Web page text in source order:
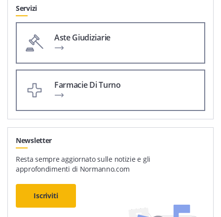
Servizi
Aste Giudiziarie
Farmacie Di Turno
Newsletter
Resta sempre aggiornato sulle notizie e gli
approfondimenti di Normanno.com
Iscriviti